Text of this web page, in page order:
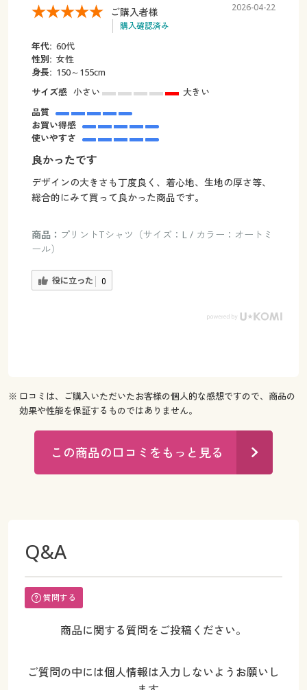
ご購入者様
購入確認済み
2026-04-22
年代: 60代
性別: 女性
身長: 150～155cm
サイズ感 小さい
大きい
品質
お買い得感
使いやすさ
良かったです
デザインの大きさも丁度良く、着心地、生地の厚さ等、
総合的にみて買って良かった商品です。
商品： プリントTシャツ（サイズ：L / カラー：オートミ
ール）
役に立った 0
※ 口コミは、ご購入いただいたお客様の個人的な感想ですので、商品の
効果や性能を保証するものではありません。
この商品の口コミをもっと見る
Q&A
質問する
商品に関する質問をご投稿ください。
ご質問の中には個人情報は入力しないようお願いし